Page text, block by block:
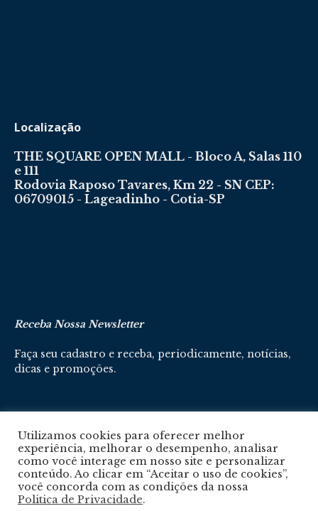
Localização
THE SQUARE OPEN MALL - Bloco A, Salas 110
e 111
Rodovia Raposo Tavares, Km 22 - SN CEP:
06709015 - Lageadinho - Cotia-SP
Receba Nossa Newsletter
Faça seu cadastro e receba, periodicamente, notícias,
dicas e promoções.
Cadastre-se aqui
Política De Privacidade
Utilizamos cookies para oferecer melhor
experiência, melhorar o desempenho, analisar
como você interage em nosso site e personalizar
conteúdo. Ao clicar em “Aceitar o uso de cookies”,
você concorda com as condições da nossa
Politica de Privacidade.